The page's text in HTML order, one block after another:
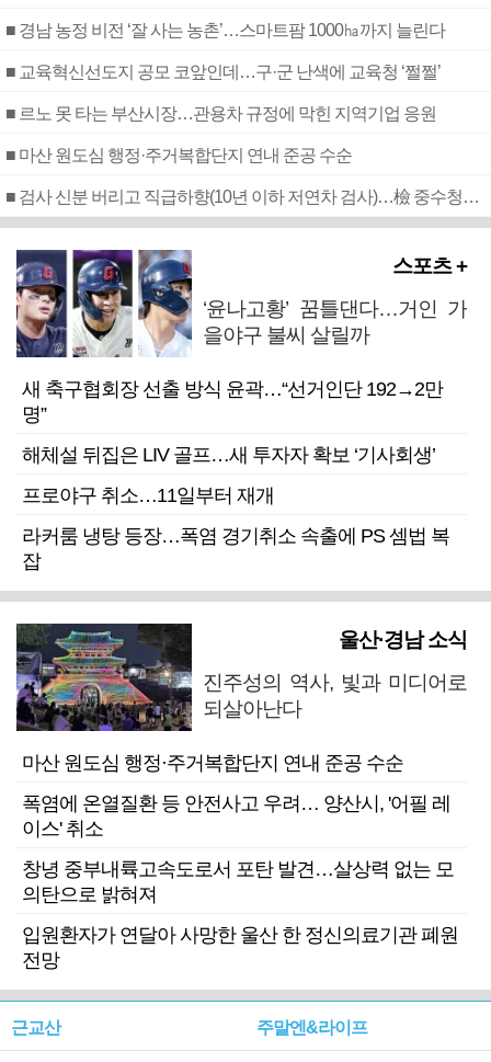
■ 경남 농정 비전 ‘잘 사는 농촌’…스마트팜 1000㏊까지 늘린다
■ 교육혁신선도지 공모 코앞인데…구·군 난색에 교육청 ‘쩔쩔’
■ 르노 못 타는 부산시장…관용차 규정에 막힌 지역기업 응원
■ 마산 원도심 행정·주거복합단지 연내 준공 수순
■ 검사 신분 버리고 직급하향(10년 이하 저연차 검사)…檢 중수청행 기피
스포츠 +
‘윤나고황’ 꿈틀댄다…거인 가
을야구 불씨 살릴까
새 축구협회장 선출 방식 윤곽…“선거인단 192→2만
명”
해체설 뒤집은 LIV 골프…새 투자자 확보 ‘기사회생’
프로야구 취소…11일부터 재개
라커룸 냉탕 등장…폭염 경기취소 속출에 PS 셈법 복
잡
울산·경남 소식
진주성의 역사, 빛과 미디어로
되살아난다
마산 원도심 행정·주거복합단지 연내 준공 수순
폭염에 온열질환 등 안전사고 우려… 양산시, '어필 레
이스' 취소
창녕 중부내륙고속도로서 포탄 발견…살상력 없는 모
의탄으로 밝혀져
입원환자가 연달아 사망한 울산 한 정신의료기관 폐원
전망
근교산 주말엔&라이프